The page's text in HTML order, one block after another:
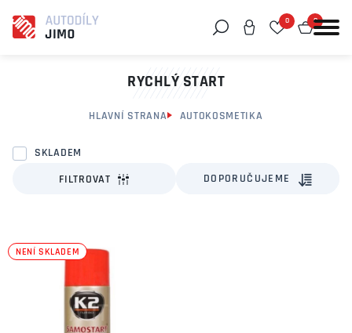
0 0
RYCHLÝ START
HLAVNÍ STRANA AUTOKOSMETIKA
SKLADEM
FILTROVAT DOPORUČUJEME
NENÍ SKLADEM
Můžeme vám pomoci něco najít?